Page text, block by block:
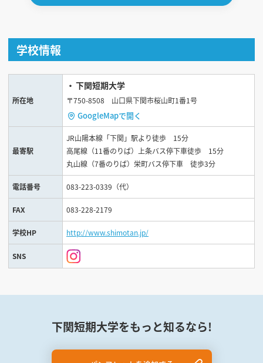
学校情報
所在地
下関短期大学
〒750-8508 山口県下関市桜山町1番1号
GoogleMapで開く
最寄駅
JR山陽本線「下関」駅より徒歩 15分
高尾線（11番のりば）上条バス停下車徒歩 15分
丸山線（7番のりば）栄町バス停下車 徒歩3分
電話番号 083-223-0339（代）
FAX 083-228-2179
学校HP http://www.shimotan.jp/
SNS
下関短期大学をもっと知るなら!